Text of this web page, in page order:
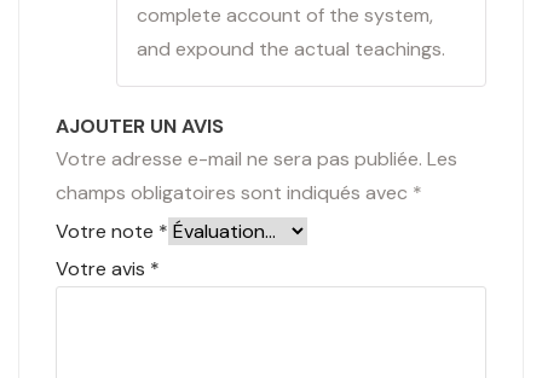
complete account of the system,
and expound the actual teachings.
AJOUTER UN AVIS
Votre adresse e-mail ne sera pas publiée. Les
champs obligatoires sont indiqués avec *
Votre note *
Votre avis *